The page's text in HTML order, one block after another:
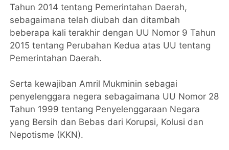
Tahun 2014 tentang Pemerintahan Daerah,
sebagaimana telah diubah dan ditambah
beberapa kali terakhir dengan UU Nomor 9 Tahun
2015 tentang Perubahan Kedua atas UU tentang
Pemerintahan Daerah.
Serta kewajiban Amril Mukminin sebagai
penyelenggara negera sebagaimana UU Nomor 28
Tahun 1999 tentang Penyelenggaraan Negara
yang Bersih dan Bebas dari Korupsi, Kolusi dan
Nepotisme (KKN).